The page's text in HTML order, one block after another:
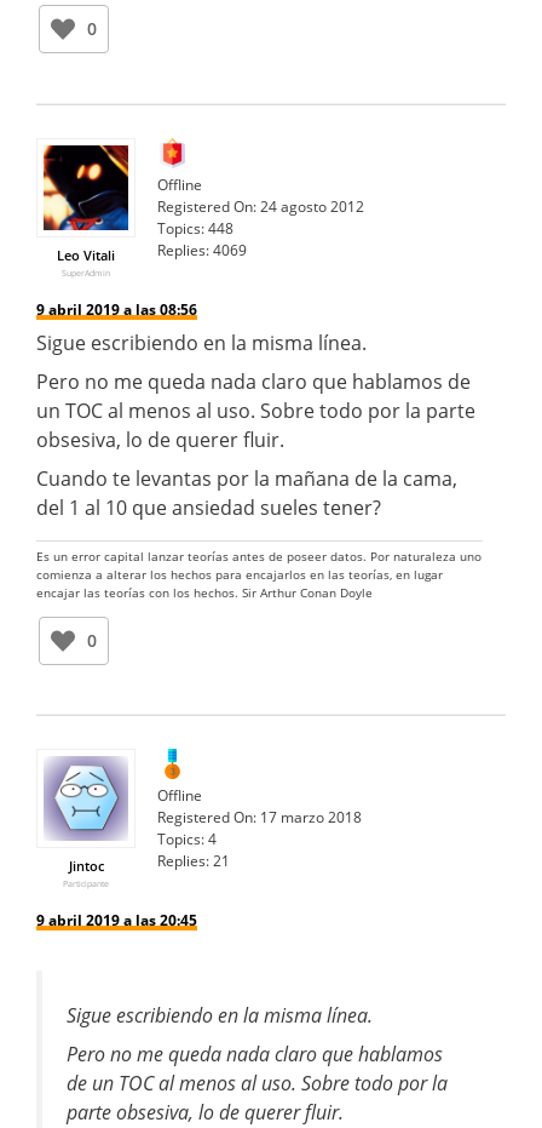
0
Leo Vitali
SuperAdmin
Offline
Registered On:24 agosto 2012
Topics:448
Replies:4069
9 abril 2019 a las 08:56
Sigue escribiendo en la misma línea.
Pero no me queda nada claro que hablamos de
un TOC al menos al uso. Sobre todo por la parte
obsesiva, lo de querer fluir.
Cuando te levantas por la mañana de la cama,
del 1 al 10 que ansiedad sueles tener?
Es un error capital lanzar teorías antes de poseer datos. Por naturaleza uno
comienza a alterar los hechos para encajarlos en las teorías, en lugar
encajar las teorías con los hechos. Sir Arthur Conan Doyle
0
Jintoc
Participante
Offline
Registered On: 17 marzo 2018
Topics:4
Replies:21
9 abril 2019 a las 20:45
Sigue escribiendo en la misma línea.
Pero no me queda nada claro que hablamos
de un TOC al menos al uso. Sobre todo por la
parte obsesiva, lo de querer fluir.